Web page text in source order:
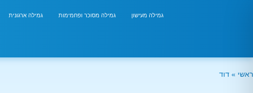
גמילה מעישון גמילה מסוכר ופחמימות גמילה ארגונית
ראשי » דוד